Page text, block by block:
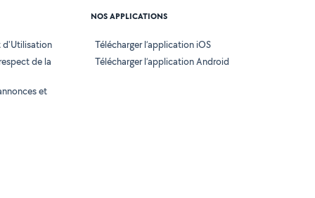
d'Utilisation
de la
et
NOS APPLICATIONS
Télécharger l’application iOS
Télécharger l’application Android